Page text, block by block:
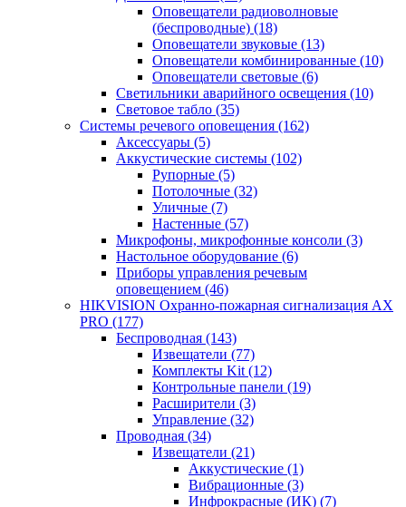
Оповещатели радиоволновые
(беспроводные) (18)
Оповещатели звуковые (13)
Оповещатели комбинированные (10)
Оповещатели световые (6)
Светильники аварийного освещения (10)
Световое табло (35)
Системы речевого оповещения (162)
Аксессуары (5)
Аккустические системы (102)
Рупорные (5)
Потолочные (32)
Уличные (7)
Настенные (57)
Микрофоны, микрофонные консоли (3)
Настольное оборудование (6)
Приборы управления речевым
оповещением (46)
HIKVISION Охранно-пожарная сигнализация AX
PRO (177)
Беспроводная (143)
Извещатели (77)
Комплекты Kit (12)
Контрольные панели (19)
Расширители (3)
Управление (32)
Проводная (34)
Извещатели (21)
Аккустические (1)
Вибрационные (3)
Инфрокрасные (ИК) (7)